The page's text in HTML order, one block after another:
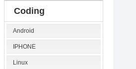
Coding
Android
IPHONE
Linux